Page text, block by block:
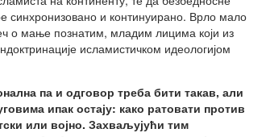
синхронизовано и континуирано. Врло мало
о мање познатим, младим лицима који из
исламистичком идеологијом
па и одговор треба бити такав, али
ипак остају: како ратовати против
или војно. Захваљујући тим